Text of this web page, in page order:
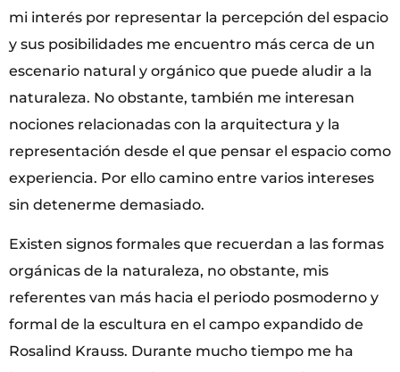
mi interés por representar la percepción del espacio
y sus posibilidades me encuentro más cerca de un
escenario natural y orgánico que puede aludir a la
naturaleza. No obstante, también me interesan
nociones relacionadas con la arquitectura y la
representación desde el que pensar el espacio como
experiencia. Por ello camino entre varios intereses
sin detenerme demasiado.
Existen signos formales que recuerdan a las formas
orgánicas de la naturaleza, no obstante, mis
referentes van más hacia el periodo posmoderno y
formal de la escultura en el campo expandido de
Rosalind Krauss. Durante mucho tiempo me ha